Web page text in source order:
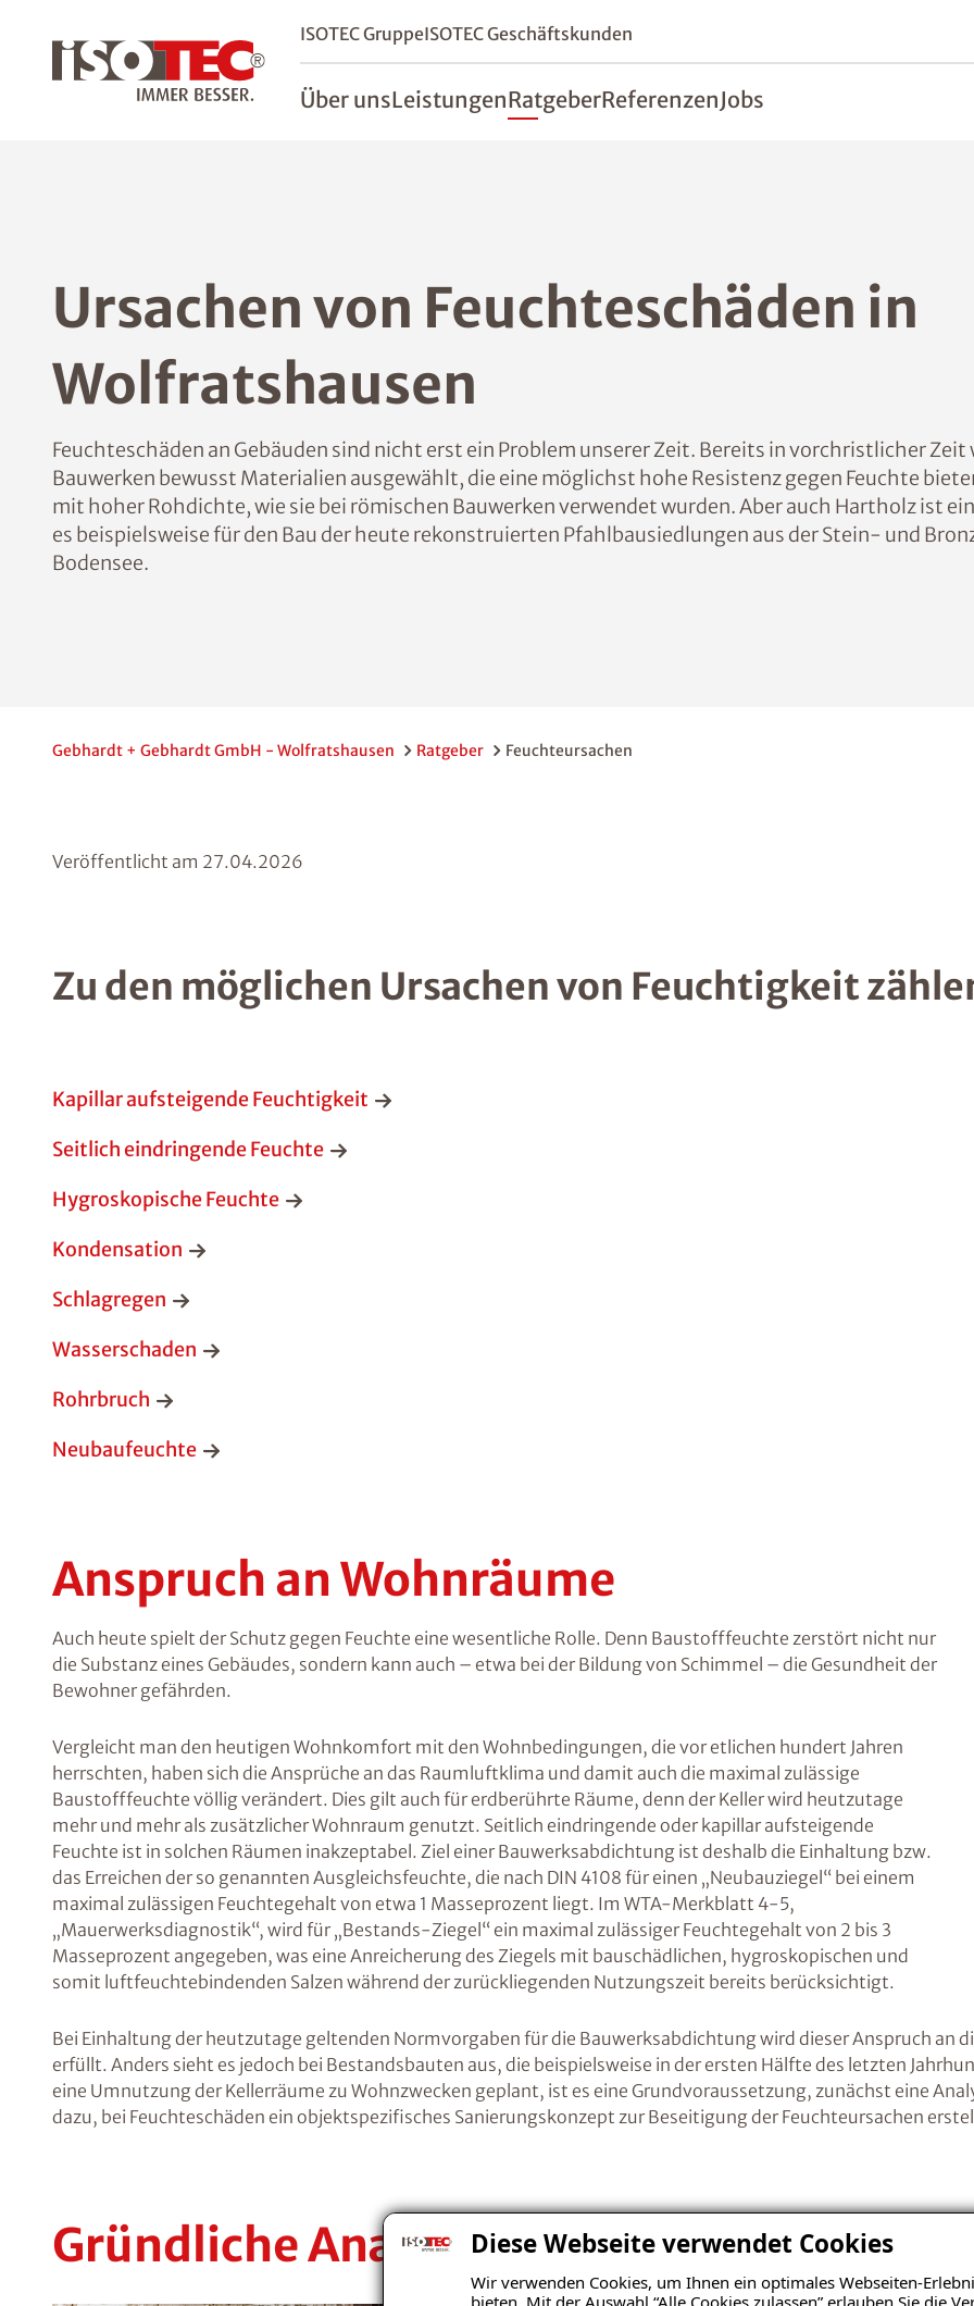
Diese Webseite verwendet Cookies
Wir verwenden Cookies, um Ihnen ein optimales Webseiten-
bieten. Mit der Auswahl “Alle Cookies zulassen” erlauben Sie die
ISOTEC GruppeISOTEC Geschäftskunden
Über unsLeistungenRatgeberReferenzenJobs
Ursachen von Feuchteschäden in
Wolfratshausen
Feuchteschäden an Gebäuden sind nicht erst ein Problem unserer Zeit. Bereits in vorchristlicher
Bauwerken bewusst Materialien ausgewählt, die eine möglichst hohe Resistenz gegen Feuchte
mit hoher Rohdichte, wie sie bei römischen Bauwerken verwendet wurden. Aber auch Hartholz ist
es beispielsweise für den Bau der heute rekonstruierten Pfahlbausiedlungen aus der Stein- und
Bodensee.
Gebhardt + Gebhardt GmbH - Wolfratshausen Ratgeber Feuchteursachen
Veröffentlicht am 27.04.2026
Zu den möglichen Ursachen von Feuchtigkeit
Kapillar aufsteigende Feuchtigkeit
Seitlich eindringende Feuchte
Hygroskopische Feuchte
Kondensation
Schlagregen
Wasserschaden
Rohrbruch
Neubaufeuchte
Anspruch an Wohnräume
Auch heute spielt der Schutz gegen Feuchte eine wesentliche Rolle. Denn Baustofffeuchte zerstört nicht nur
die Substanz eines Gebäudes, sondern kann auch – etwa bei der Bildung von Schimmel – die Gesundheit der
Bewohner gefährden.
Vergleicht man den heutigen Wohnkomfort mit den Wohnbedingungen, die vor etlichen hundert Jahren
herrschten, haben sich die Ansprüche an das Raumluftklima und damit auch die maximal zulässige
Baustofffeuchte völlig verändert. Dies gilt auch für erdberührte Räume, denn der Keller wird heutzutage
mehr und mehr als zusätzlicher Wohnraum genutzt. Seitlich eindringende oder kapillar aufsteigende
Feuchte ist in solchen Räumen inakzeptabel. Ziel einer Bauwerksabdichtung ist deshalb die Einhaltung bzw.
das Erreichen der so genannten Ausgleichsfeuchte, die nach DIN 4108 für einen „Neubauziegel“ bei einem
maximal zulässigen Feuchtegehalt von etwa 1 Masseprozent liegt. Im WTA-Merkblatt 4-5,
„Mauerwerksdiagnostik“, wird für „Bestands-Ziegel“ ein maximal zulässiger Feuchtegehalt von 2 bis 3
Masseprozent angegeben, was eine Anreicherung des Ziegels mit bauschädlichen, hygroskopischen und
somit luftfeuchtebindenden Salzen während der zurückliegenden Nutzungszeit bereits berücksichtigt.
Bei Einhaltung der heutzutage geltenden Normvorgaben für die Bauwerksabdichtung wird dieser Anspruch an
erfüllt. Anders sieht es jedoch bei Bestandsbauten aus, die beispielsweise in der ersten Hälfte des letzten
eine Umnutzung der Kellerräume zu Wohnzwecken geplant, ist es eine Grundvoraussetzung, zunächst eine
dazu, bei Feuchteschäden ein objektspezifisches Sanierungskonzept zur Beseitigung der Feuchteursachen
Gründliche Analyse der Ursache